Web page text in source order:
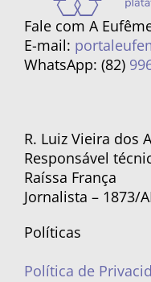
Fale com A
E-mail:
WhatsApp: (82)
R. Luiz Vieira dos
Responsável
Raíssa França
Jornalista – 1873/
Políticas
Política de